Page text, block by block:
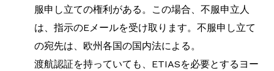
服申し立ての権利がある。この場合、不服申立人
は、指示のEメールを受け取ります。不服申し立て
の宛先は、欧州各国の国内法による。
渡航認証を持っていても、ETIASを必要とするヨー